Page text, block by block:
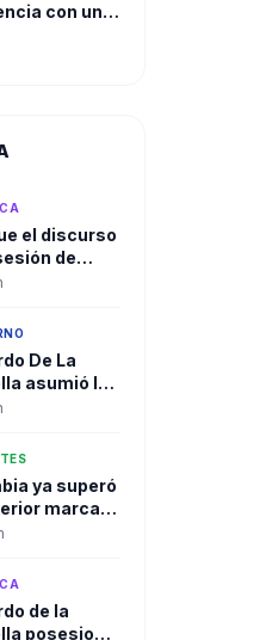
con un
en orden,
el discurso
de
De La
De La
asumió la
con un
seguridad
ya superó
marca
de la
posesionó